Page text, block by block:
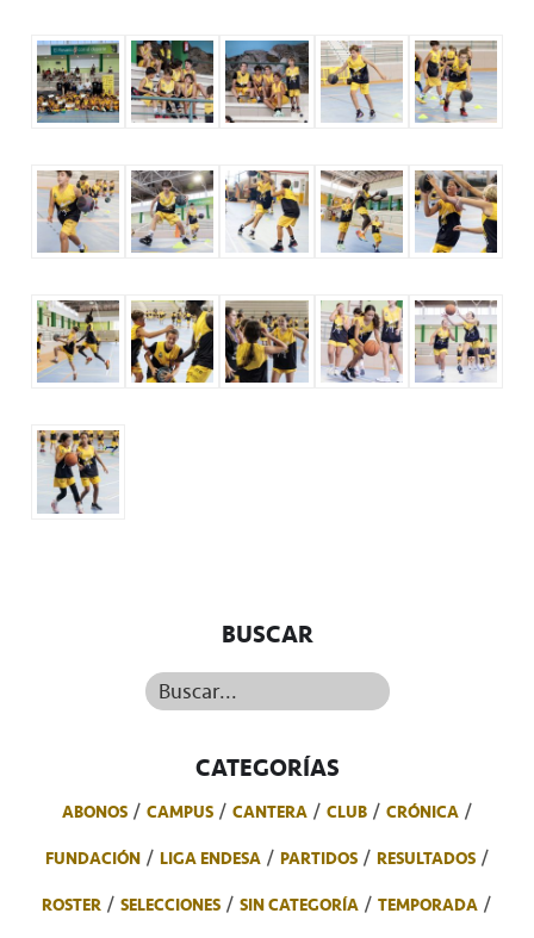
BUSCAR
Buscar...
CATEGORÍAS
ABONOS CAMPUS CANTERA CLUB
CRÓNICA
FUNDACIÓN
LIGA ENDESA PARTIDOS
RESULTADOS
ROSTER
SELECCIONES SIN CATEGORÍA
TEMPORADA